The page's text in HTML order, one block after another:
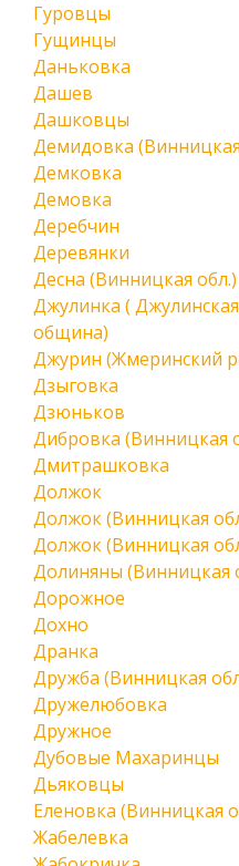
Гуровцы
Гущинцы
Даньковка
Дашев
Дашковцы
Демидовка
Демковка
Демовка
Деребчин
Деревянки
Десна (Винницкая обл.)
Джулинка (
община)
Джурин (Жмеринский
Дзыговка
Дзюньков
Дибровка (Винницкая
Дмитрашковка
Должок
Должок (Винницкая
Должок (Винницкая
Долиняны (Винницкая
Дорожное
Дохно
Дранка
Дружба (Винницкая
Дружелюбовка
Дружное
Дубовые Махаринцы
Дьяковцы
Еленовка (Винницкая
Жабелевка